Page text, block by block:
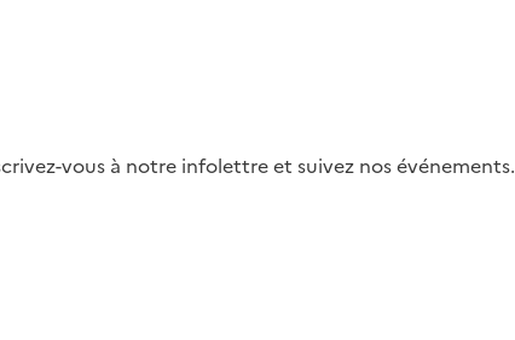
vous à notre infolettre et suivez nos événements.